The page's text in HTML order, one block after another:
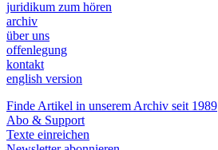
juridikum zum hören
archiv
über uns
offenlegung
kontakt
english version
Finde Artikel in unserem Archiv seit 1989
Abo & Support
Texte einreichen